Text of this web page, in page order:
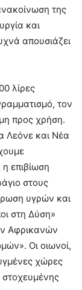
της
και
απουσιάζει
λίρες
τον
προς χρήση.
Λεόνε και Νέα
επιβίωση
στους
υγρών και
στη Δύση»
Αφρικανών
Οι οιωνοί,
χώρες